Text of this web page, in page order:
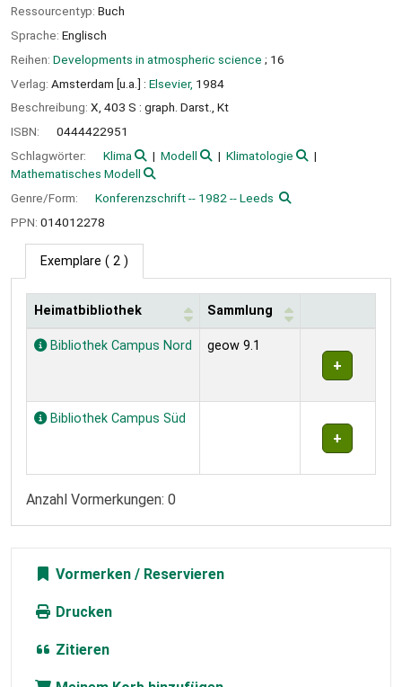
Ressourcentyp: Buch
Sprache: Englisch
Reihen: Developments in atmospheric science ; 16
Verlag: Amsterdam [u.a.] : Elsevier, 1984
Beschreibung: X, 403 S : graph. Darst., Kt
ISBN:
0444422951
Schlagwörter:
Klima Modell
Klimatologie
Mathematisches Modell
Genre/Form:
Konferenzschrift -- 1982 -- Leeds
PPN: 014012278
Exemplare ( 2 )
Exemplare
Heimatbibliothek Sammlung
Bibliothek Campus Nord geow 9.1
Bibliothek Campus Süd
Anzahl Vormerkungen: 0
Vormerken
Drucken
Zitieren